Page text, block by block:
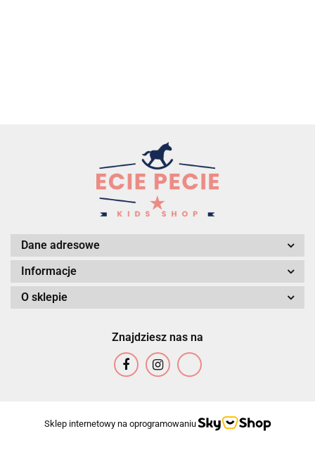
Dane adresowe
Informacje
O sklepie
Znajdziesz nas na
Sklep internetowy na oprogramowaniu